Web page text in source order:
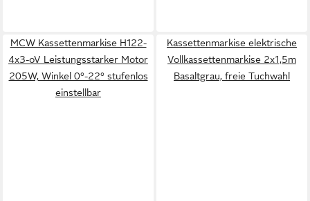
MCW Kassettenmarkise H122-
4x3-oV Leistungsstarker Motor
205W, Winkel 0°-22° stufenlos
einstellbar
Kassettenmarkise elektrische
Vollkassettenmarkise 2x1,5m
Basaltgrau, freie Tuchwahl